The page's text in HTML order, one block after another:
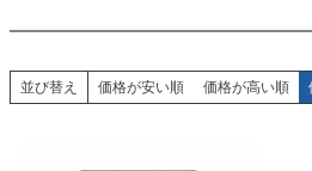
並び替え 価格が安い順 価格が高い順